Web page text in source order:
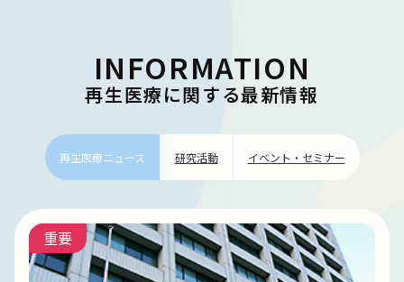
INFORMATION
再生医療に関する最新情報
再生医療ニュース 研究活動 イベント・セミナー
重要